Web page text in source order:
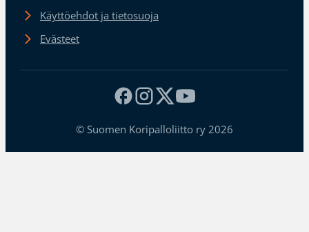
Käyttöehdot ja tietosuoja
Evästeet
© Suomen Koripalloliitto ry 2026